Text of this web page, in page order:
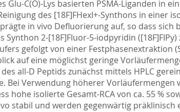
C(O)-Lys basierten PSMA-Liganden in
des [18F]FHexI+-Synthons in einer
in vivo Defluorierung auf, so dass sich
2-[18F]Fluor-5-iodpyridin
gefolgt von einer Festphasenextraktion
auf eine möglichst geringe
all-D Peptids zunächst mittels HPLC
Bei Verwendung höherer
isolierte Gesamt-RCA von ca. 55 %
stabil und werden gegenwärtig präklinisch